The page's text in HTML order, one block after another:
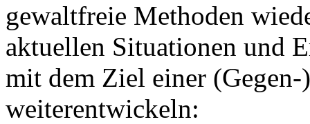
gewaltfreie Methoden
aktuellen Situationen und
mit dem Ziel einer
weiterentwickeln: